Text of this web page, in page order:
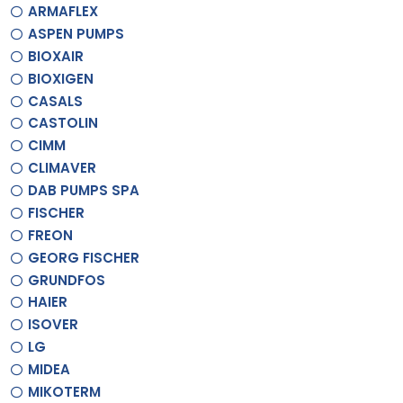
ARMAFLEX
ASPEN PUMPS
BIOXAIR
BIOXIGEN
CASALS
CASTOLIN
CIMM
CLIMAVER
DAB PUMPS SPA
FISCHER
FREON
GEORG FISCHER
GRUNDFOS
HAIER
ISOVER
LG
MIDEA
MIKOTERM